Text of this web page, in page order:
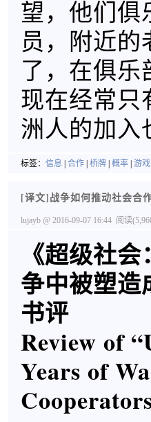
望，他们俱
员，附近
了，在俱乐
现在经常只
洲人的加入
标签： 信息 合作 桥牌 概率 游戏
[译文]战争如何推动社会合
lujayb @ 2016-09-07 16:44 阅读
《超级社
争中被塑
书评
Review of
Years of